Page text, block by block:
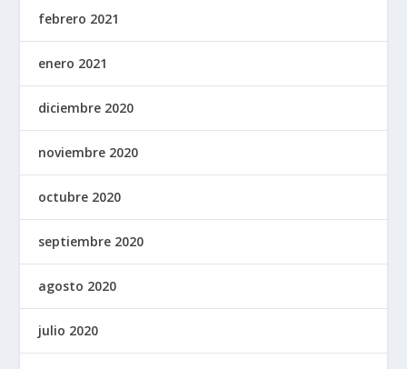
febrero 2021
enero 2021
diciembre 2020
noviembre 2020
octubre 2020
septiembre 2020
agosto 2020
julio 2020